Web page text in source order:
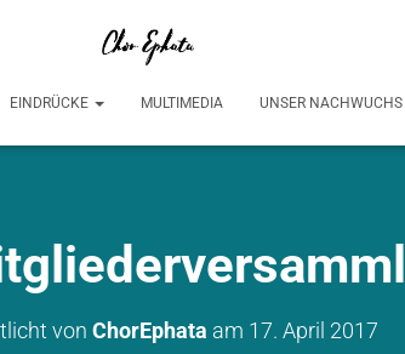
EINDRÜCKE MULTIMEDIA UNSER NACHWUCHS
von ChorEphata am 17. April 2017